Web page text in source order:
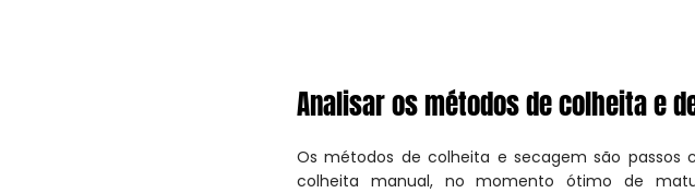
Analisar os métodos de colheita e
Os métodos de colheita e secagem são passos
colheita manual, no momento ótimo de